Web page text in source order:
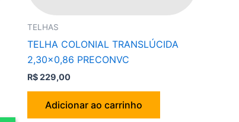
TELHAS
TELHA COLONIAL TRANSLÚCIDA
2,30×0,86 PRECONVC
R$229,00
Adicionar ao carrinho